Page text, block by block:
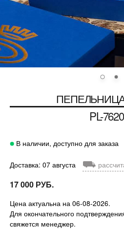
ПЕПЕЛЬНИЦА
PL-
В наличии, доступно для заказа
Доставка: 07 августа ⛟
17 000 РУБ.
Цена актуальна на 06-08-2026.
Для окончательного
свяжется менеджер.